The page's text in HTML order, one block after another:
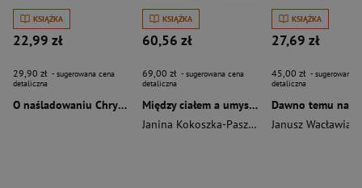
KSIĄŻKA
22,99 zł
29,90 zł - sugerowana cena
detaliczna
O naśladowaniu Chrystusa wyd. 2026
KSIĄŻKA
60,56 zł
69,00 zł - sugerowana cena
detaliczna
Między ciałem a umysłem
Janina Kokoszka-Paszkot
Piotr Wierzbiński
KSIĄŻKA
27,69 zł
45,00 zł - sugerowana
detaliczna
Janusz Wacławiak